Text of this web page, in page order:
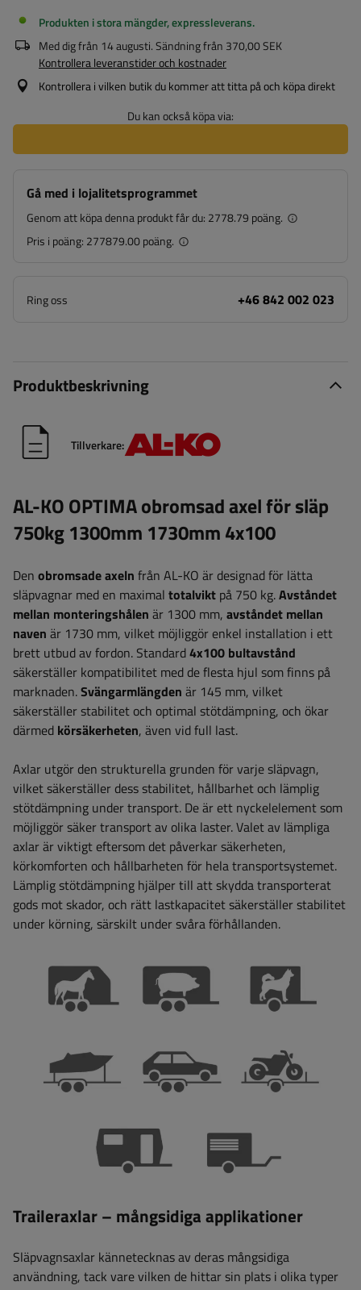
Produkten i stora mängder, expressleverans
Med dig från 14 augusti. Sändning från 370,00 SEK
Kontrollera leveranstider och kostnader
Kontrollera i vilken butik du kommer att titta på och köpa direkt
Du kan också köpa via:
Gå med i lojalitetsprogrammet
Genom att köpa denna produkt får du: 2778.79 poäng.
Pris i poäng: 277879.00 poäng.
Ring oss +46 842 002 023
Produktbeskrivning
Tillverkare:
AL-KO OPTIMA obromsad axel för släp
750kg 1300mm 1730mm 4x100
Den obromsade axeln från AL-KO är designad för lätta
släpvagnar med en maximal totalvikt på 750 kg.Avståndet
mellan monteringshålen är 1300 mm, avståndet mellan
naven är 1730 mm, vilket möjliggör enkel installation i ett
brett utbud av fordon. Standard4x100 bultavstånd
säkerställer kompatibilitet med de flesta hjul som finns på
marknaden.Svängarmlängden är 145 mm, vilket
säkerställer stabilitet och optimal stötdämpning, och ökar
därmed körsäkerheten, även vid full last.
Axlar utgör den strukturella grunden för varje släpvagn,
vilket säkerställer dess stabilitet, hållbarhet och lämplig
stötdämpning under transport. De är ett nyckelelement som
möjliggör säker transport av olika laster. Valet av lämpliga
axlar är viktigt eftersom det påverkar säkerheten,
körkomforten och hållbarheten för hela transportsystemet.
Lämplig stötdämpning hjälper till att skydda transporterat
gods mot skador, och rätt lastkapacitet säkerställer stabilitet
under körning, särskilt under svåra förhållanden.
Traileraxlar – mångsidiga applikationer
Släpvagnsaxlar kännetecknas av deras mångsidiga
användning, tack vare vilken de hittar sin plats i olika typer